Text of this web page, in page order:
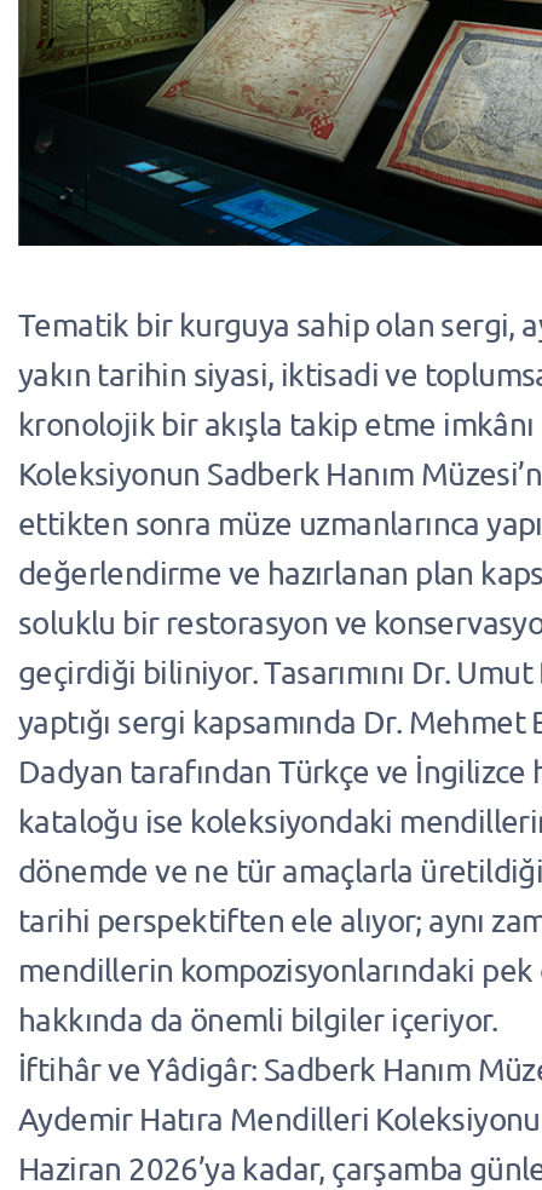
Tematik bir kurguya sahip olan sergi,
yakın tarihin siyasi, iktisadi ve
kronolojik bir akışla takip etme
Koleksiyonun Sadberk Hanım
ettikten sonra müze uzmanlarınca
değerlendirme ve hazırlanan plan
soluklu bir restorasyon ve
geçirdiği biliniyor. Tasarımını Dr.
yaptığı sergi kapsamında Dr. Mehmet
Dadyan tarafından Türkçe ve İngilizce
kataloğu ise koleksiyondaki
dönemde ve ne tür amaçlarla
tarihi perspektiften ele alıyor; aynı
mendillerin kompozisyonlarındaki pek
hakkında da önemli bilgiler içeriyor.
İftihâr ve Yâdigâr: Sadberk Hanım
Aydemir Hatıra Mendilleri
Haziran 2026’ya kadar, çarşamba